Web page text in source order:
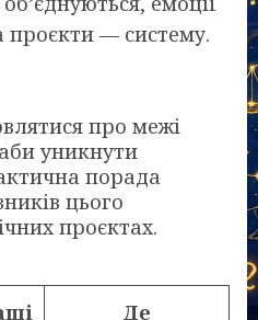
— систему.
про межі
уникнути
порада
цього
проєктах.
Де